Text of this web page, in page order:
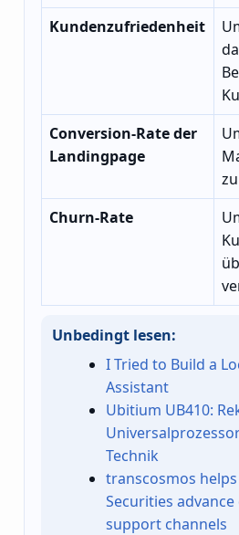
Kundenzufriedenheit
Conversion-Rate der
Landingpage
Churn-Rate
Unbedingt lesen:
I Tried to Build a
Assistant
Ubitium UB410:
Technik
transcosmos
Securities
support channels